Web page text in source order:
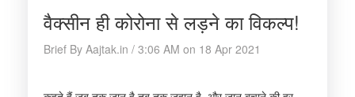
वैक्सीन ही कोरोना से लड़ने का विकल्प!
Brief By Aajtak.in / 3:06 AM on 18 Apr 2021